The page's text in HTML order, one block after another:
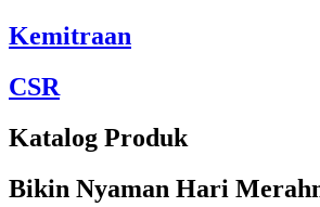
Kemitraan
CSR
Katalog Produk
Bikin Nyaman Hari